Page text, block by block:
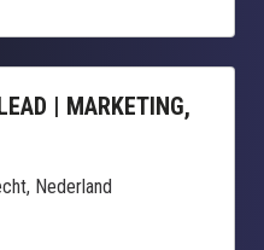
| MARKETING,
, Nederland